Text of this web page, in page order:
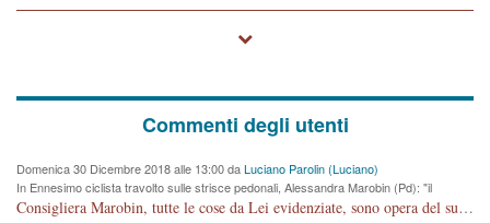
Commenti degli utenti
Domenica 30 Dicembre 2018 alle 13:00 daLuciano Parolin (Luciano)
In Ennesimo ciclista travolto sulle strisce pedonali, Alessandra Marobin (Pd): "il
Comune si svegli"
Consigliera Marobin, tutte le cose da Lei evidenziate, sono opera del suo ex Assessore e compagno di Partito Antonio Marco Dalla Pozza Assessore alla "progettazione" di piste ciclabili e altre porcherie. A lui manderei il conto da saldare per incidenti e danni alle persone. E' ora che "finiamola." Avete perso rassegnatevi. qui IL SINDACO RUCCO NON C'ENTRA PER NIENTE. CAPITO!!!!!!!! Amen.